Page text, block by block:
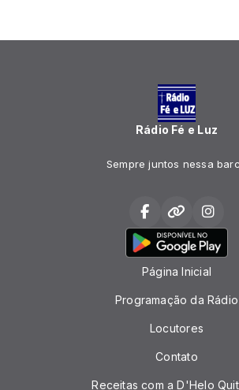
Rádio Fé e Luz
Sempre juntos nessa
Página Inicial
Programação da Rádio
Locutores
Contato
Receitas com a D'Helo